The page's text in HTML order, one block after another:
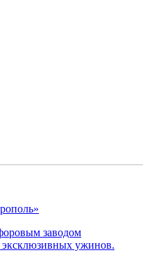
заводом
эксклюзивных ужинов.